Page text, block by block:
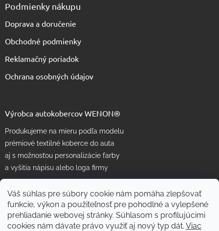
Váš súhlas pre súbory cookie nám pomáha zlepšovať
funkcie, výkon a použiteľnosť pre pohodlné a vylepšené
prehliadanie webovej stránky. Súhlasom s profilujúcimi
cookies nám dávate právo využiť aj nový typ dát. Viac
Podmienky nákupu
Doprava a doručenie
Obchodné podmienky
Reklamačný poriadok
Ochrana osobných údajov
Výrobca autokobercov WENON®
Produkujeme na mieru podľa modelu
prémiové textilné koberce do auta
aj s možnosťou personalizácie farby
a vyšitia nápisu alebo loga firmy